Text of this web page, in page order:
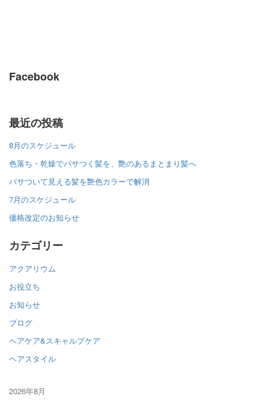
Facebook
最近の投稿
8月のスケジュール
色落ち・乾燥でパサつく髪を、艶のあるまとまり髪へ
パサついて見える髪を艶色カラーで解消
7月のスケジュール
価格改定のお知らせ
カテゴリー
アクアリウム
お役立ち
お知らせ
ブログ
ヘアケア&スキャルプケア
ヘアスタイル
2026年8月